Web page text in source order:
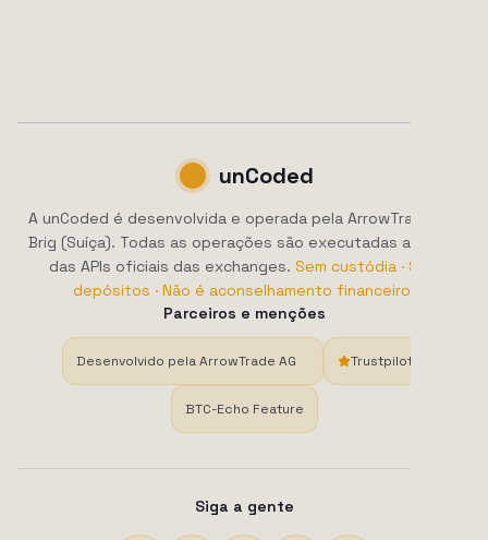
unCoded
A unCoded é desenvolvida e operada pela ArrowTrade AG,
Brig (Suíça). Todas as operações são executadas através
das APIs oficiais das exchanges. Sem custódia · Sem
depósitos · Não é aconselhamento financeiro.
Parceiros e menções
Desenvolvido pela ArrowTrade AG Trustpilot
BTC-Echo Feature
Siga a gente